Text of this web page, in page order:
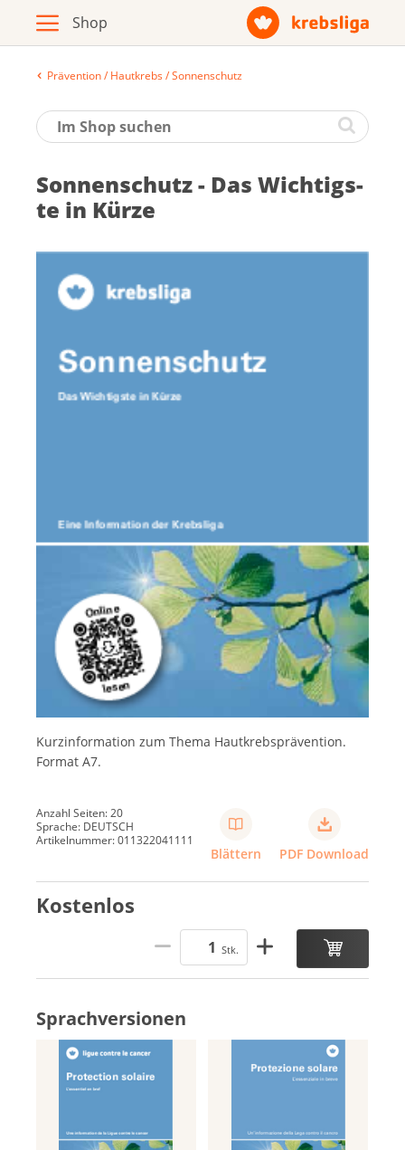
Archiv
Broschüren / Infomaterial
Produkte
Deutsch
Français
Prävention / Hautkrebs / Sonnenschutz
Son­nen­schutz - Das Wich­tigs­
te in Kür­ze
Kurzinformation zum Thema Hautkrebsprävention.
Format A7.
Anzahl Seiten: 20
Sprache: DEUTSCH
Artikelnummer: 011322041111
Blättern PDF Download
Kostenlos
Stk.
Sprachversionen